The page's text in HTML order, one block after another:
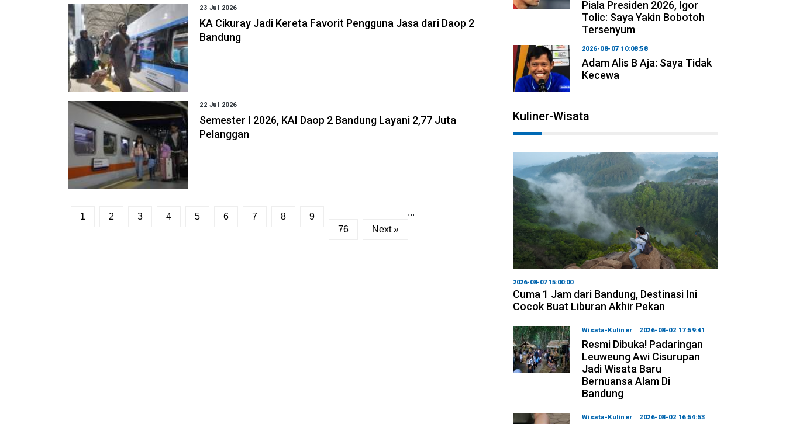
23 Jul 2026
KA Cikuray Jadi Kereta Favorit Pengguna Jasa dari Daop 2
Bandung
22 Jul 2026
Semester I 2026, KAI Daop 2 Bandung Layani 2,77 Juta
Pelanggan
1 2 3 4 5 6 7 8 9
...
76
Next »
Piala Presiden 2026, Igor
Tolic: Saya Yakin Bobotoh
Tersenyum
2026-08-07 10:08:58
Adam Alis B Aja: Saya Tidak
Kecewa
Kuliner-Wisata
2026-08-07 15:00:00
Cuma 1 Jam dari Bandung, Destinasi Ini
Cocok Buat Liburan Akhir Pekan
Wisata-Kuliner 2026-08-02 17:59:41
Resmi Dibuka! Padaringan
Leuweung Awi Cisurupan
Jadi Wisata Baru
Bernuansa Alam Di
Bandung
Wisata-Kuliner 2026-08-02 16:54:53